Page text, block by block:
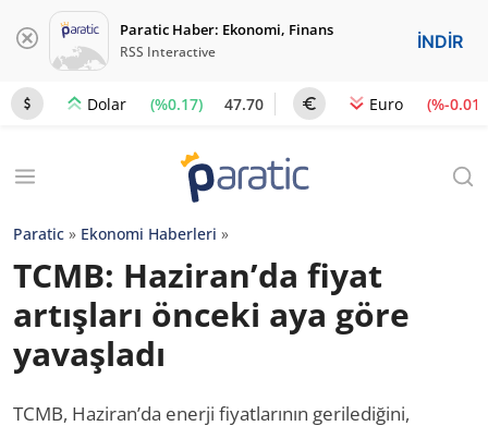
Paratic Haber: Ekonomi, Finans
RSS Interactive İNDİR
Dolar (%0.17) 47.70 Euro (%-0.01)
Paratic » Ekonomi Haberleri »
TCMB: Haziran’da fiyat
artışları önceki aya göre
yavaşladı
TCMB, Haziran’da enerji fiyatlarının gerilediğini,